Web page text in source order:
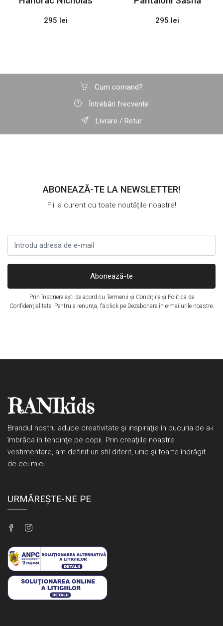
295 lei 295 lei
Cum comand?
Întrebări frecvente
Livrare / Retur
ABONEAZĂ-TE LA NEWSLETTER!
Fii la curent cu toate noutățile noastre!
Abonează-te
Prin înscriere ești de acord cu Termenii și Condițiileși Politica de
Confidențialitate. Pentru a renunța, fă click pe Dezabonare în e-mailurile noastre.
Brandul nostru aduce creativitate şi inspiraţie în bucuria de a-i
îmbrăca în tendinţe pe copii. Prin creaţiile noastre
vestimentare, am definit un stil diferit, unic şi foarte îndrăgit
de cei mici.
URMĂREȘTE-NE PE